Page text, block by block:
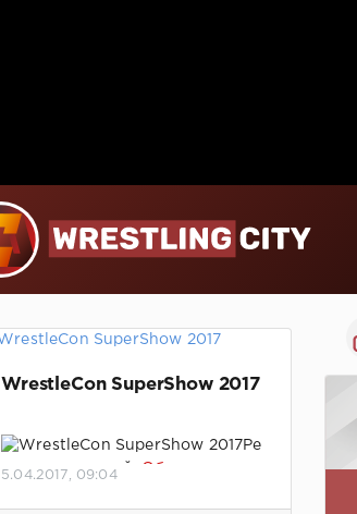
WrestleCon SuperShow 2017
Ре
зультаты матчей.
Обновлено,
5.04.2017, 09:04